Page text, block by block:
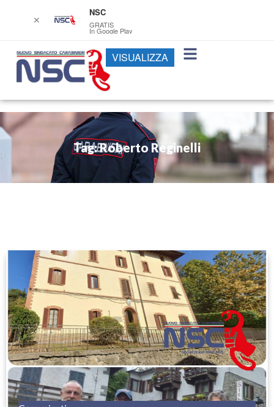
Tag: Roberto Reginelli
✕
NSC
GRATIS
In Google Play
VISUALIZZA